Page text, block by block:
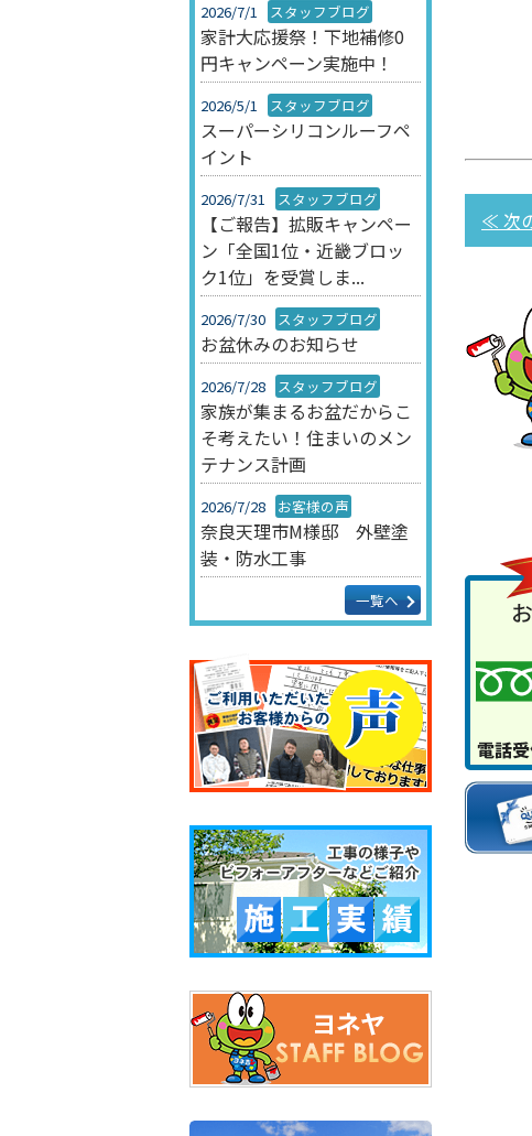
2026/7/1 スタッフブログ
家計大応援祭！下地補修0
円キャンペーン実施中！
2026/5/1 スタッフブログ
スーパーシリコンルーフペ
イント
2026/7/31 スタッフブログ
【ご報告】拡販キャンペー
ン「全国1位・近畿ブロッ
ク1位」を受賞しま...
2026/7/30 スタッフブログ
お盆休みのお知らせ
2026/7/28 スタッフブログ
家族が集まるお盆だからこ
そ考えたい！住まいのメン
テナンス計画
2026/7/28 お客様の声
奈良天理市M様邸 外壁塗
装・防水工事
一覧へ
≪ 次